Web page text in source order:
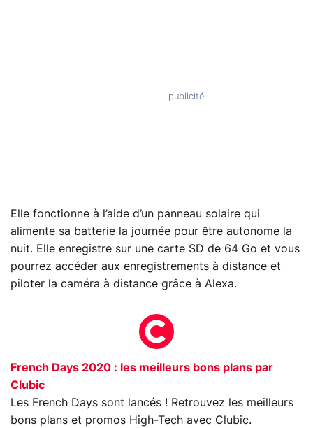
Elle fonctionne à l’aide d’un panneau solaire qui
alimente sa batterie la journée pour être autonome la
nuit. Elle enregistre sur une carte SD de 64 Go et vous
pourrez accéder aux enregistrements à distance et
piloter la caméra à distance grâce à Alexa.
French Days 2020 : les meilleurs bons plans par
Clubic
Les French Days sont lancés ! Retrouvez les meilleurs
bons plans et promos High-Tech avec Clubic.